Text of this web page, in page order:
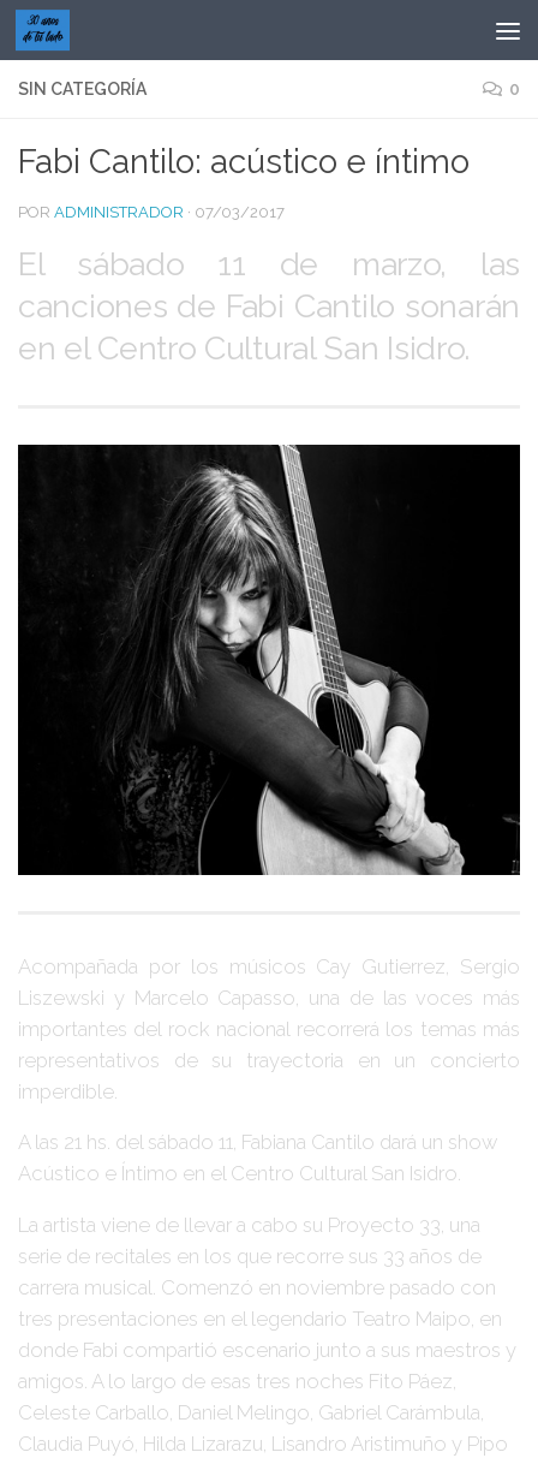
Saltar al contenido
SIN CATEGORÍA 0
Fabi Cantilo: acústico e íntimo
POR ADMINISTRADOR · 07/03/2017
El sábado 11 de marzo, las
canciones de Fabi Cantilo sonarán
en el Centro Cultural San Isidro.
Acompañada por los músicos Cay Gutierrez, Sergio
Liszewski y Marcelo Capasso , una de las voces más
importantes del rock nacional recorrerá los temas más
representativos de su trayectoria en un concierto
imperdible.
A las 21 hs. del sábado 11, Fabiana Cantilo dará un show
Acústico e Íntimo en el Centro Cultural San Isidro.
La artista viene de llevar a cabo su Proyecto 33, una
serie de recitales en los que recorre sus 33 años de
carrera musical. Comenzó en noviembre pasado con
tres presentaciones en el legendario Teatro Maipo, en
donde Fabi compartió escenario junto a sus maestros y
amigos. A lo largo de esas tres noches Fito Páez,
Celeste Carballo, Daniel Melingo, Gabriel Carámbula,
Claudia Puyó, Hilda Lizarazu, Lisandro Aristimuño y Pipo